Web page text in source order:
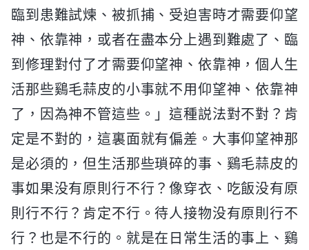
臨到患難試煉、被抓捕、受迫害時才需要仰望
神、依靠神，或者在盡本分上遇到難處了、臨
到修理對付了才需要仰望神、依靠神，個人生
活那些鷄毛蒜皮的小事就不用仰望神、依靠神
了，因為神不管這些。」這種説法對不對？肯
定是不對的，這裏面就有偏差。大事仰望神那
是必須的，但生活那些瑣碎的事、鷄毛蒜皮的
事如果没有原則行不行？像穿衣、吃飯没有原
則行不行？肯定不行。待人接物没有原則行不
行？也是不行的。就是在日常生活的事上、鷄